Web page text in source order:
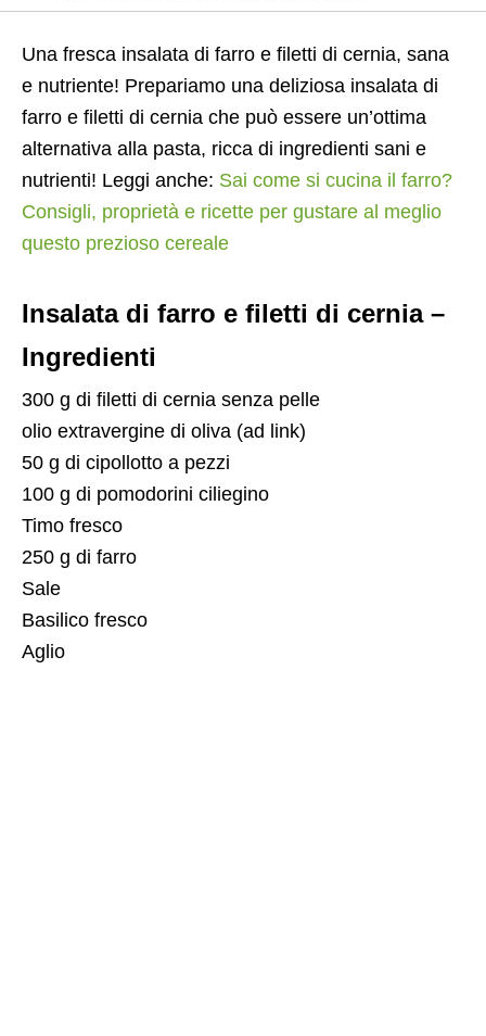
Una fresca insalata di farro e filetti di cernia, sana
e nutriente! Prepariamo una deliziosa insalata di
farro e filetti di cernia che può essere un’ottima
alternativa alla pasta, ricca di ingredienti sani e
nutrienti! Leggi anche: Sai come si cucina il farro?
Consigli, proprietà e ricette per gustare al meglio
questo prezioso cereale
Insalata di farro e filetti di cernia –
Ingredienti
300 g di filetti di cernia senza pelle
olio extravergine di oliva (ad link)
50 g di cipollotto a pezzi
100 g di pomodorini ciliegino
Timo fresco
250 g di farro
Sale
Basilico fresco
Aglio